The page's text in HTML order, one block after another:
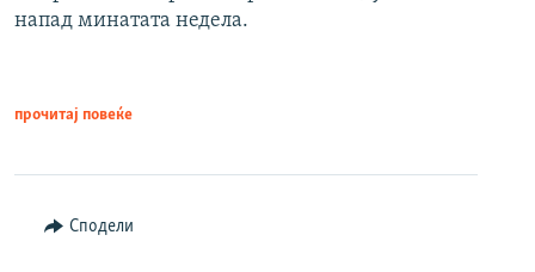
напад минатата недела.
прочитај повеќе
Сподели